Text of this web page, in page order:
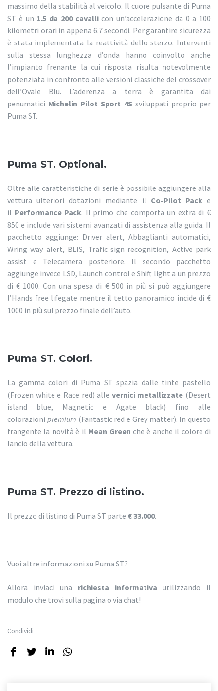
massimo della stabilità al veicolo. Il cuore pulsante di Puma
ST è un 1.5 da 200 cavallicon un’accelerazione da 0 a 100
kilometri orari in appena 6.7 secondi. Per garantire sicurezza
è stata implementata la reattività dello sterzo. Interventi
sulla stessa lunghezza d’onda hanno coinvolto anche
l’impianto frenante la cui risposta risulta notevolmente
potenziata in confronto alle versioni classiche del crossover
dell’Ovale Blu. L’aderenza a terra è garantita dai
penumatici Michelin Pilot Sport 4Ssviluppati proprio per
Puma ST.
Puma ST. Optional.
Oltre alle caratteristiche di serie è possibile aggiungere alla
vettura ulteriori dotazioni mediante il Co-Pilot Packe
il Performance Pack. Il primo che comporta un extra di €
850 e include vari sistemi avanzati di assistenza alla guida. Il
pacchetto aggiunge: Driver alert, Abbaglianti automatici,
Wring way alert, BLIS, Trafic sign recognition, Active park
assist e Telecamera posteriore. Il secondo pacchetto
aggiunge invece LSD, Launch control e Shift light a un prezzo
di € 1000. Con una spesa di € 500 in più si può aggiungere
l’Hands free lifegate mentre il tetto panoramico incide di €
1000 in più sul prezzo finale dell’auto.
Puma ST. Colori.
La gamma colori di Puma ST spazia dalle tinte pastello
(Frozen white e Race red) alle vernici metallizzate (Desert
island blue, Magnetic e Agate black) fino alle
colorazioni premium (Fantastic red e Grey matter). In questo
frangente la novità è il Mean Green che è anche il colore di
lancio della vettura.
Puma ST. Prezzo di listino.
Il prezzo di listino di Puma ST parte €33.000.
Vuoi altre informazioni su Puma ST?
Allora inviaci una richiesta informativa utilizzando il
modulo che trovi sulla pagina o via chat!
Condividi